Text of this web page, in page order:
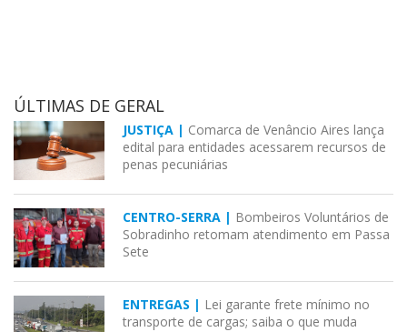
ÚLTIMAS DE GERAL
JUSTIÇA | Comarca de Venâncio Aires lança
edital para entidades acessarem recursos de
penas pecuniárias
CENTRO-SERRA | Bombeiros Voluntários de
Sobradinho retomam atendimento em Passa
Sete
ENTREGAS | Lei garante frete mínimo no
transporte de cargas; saiba o que muda